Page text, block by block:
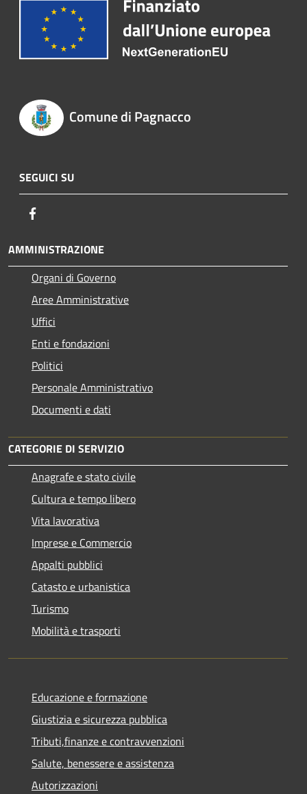
Comune di Pagnacco
SEGUICI SU
AMMINISTRAZIONE
Organi di Governo
Aree Amministrative
Uffici
Enti e fondazioni
Politici
Personale Amministrativo
Documenti e dati
CATEGORIE DI SERVIZIO
Anagrafe e stato civile
Cultura e tempo libero
Vita lavorativa
Imprese e Commercio
Appalti pubblici
Catasto e urbanistica
Turismo
Mobilità e trasporti
Educazione e formazione
Giustizia e sicurezza pubblica
Tributi,finanze e contravvenzioni
Salute, benessere e assistenza
Autorizzazioni